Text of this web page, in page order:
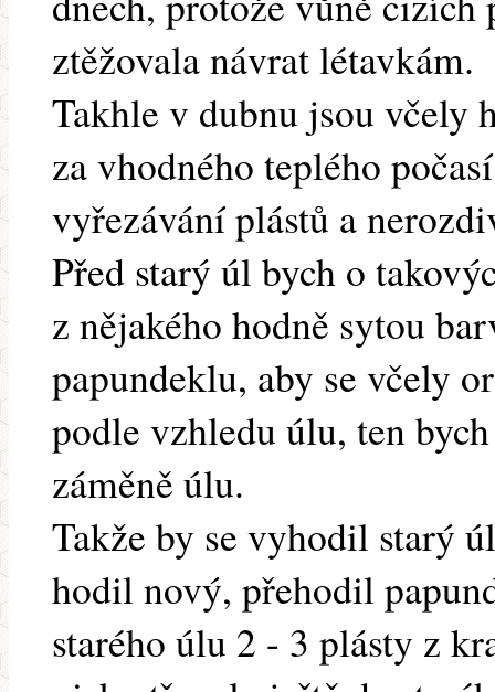
ztěžovala návrat létavkám.
Takhle v dubnu jsou včely
za vhodného teplého
vyřezávání plástů a
Před starý úl bych o
z nějakého hodně sytou
papundeklu, aby se včely
podle vzhledu úlu, ten
záměně úlu.
Takže by se vyhodil starý
hodil nový, přehodil
starého úlu 2 - 3 plásty z